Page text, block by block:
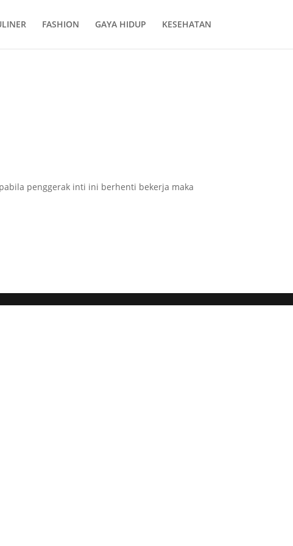
FASHION GAYA HIDUP KESEHATAN
penggerak inti ini berhenti bekerja maka